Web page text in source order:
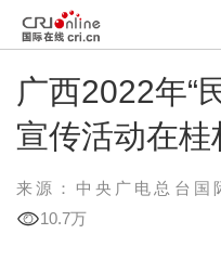
广西2022年“
宣传活动在桂
来源：中央广电总台国
10.7万